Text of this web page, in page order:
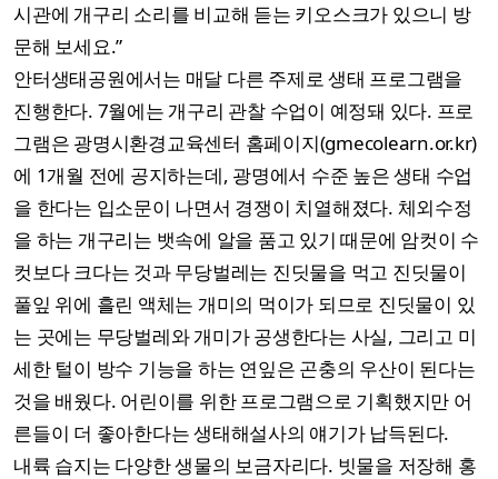
시관에 개구리 소리를 비교해 듣는 키오스크가 있으니 방
문해 보세요.”
안터생태공원에서는 매달 다른 주제로 생태 프로그램을
진행한다. 7월에는 개구리 관찰 수업이 예정돼 있다. 프로
그램은 광명시환경교육센터 홈페이지(gmecolearn.or.kr)
에 1개월 전에 공지하는데, 광명에서 수준 높은 생태 수업
을 한다는 입소문이 나면서 경쟁이 치열해졌다. 체외수정
을 하는 개구리는 뱃속에 알을 품고 있기 때문에 암컷이 수
컷보다 크다는 것과 무당벌레는 진딧물을 먹고 진딧물이
풀잎 위에 흘린 액체는 개미의 먹이가 되므로 진딧물이 있
는 곳에는 무당벌레와 개미가 공생한다는 사실, 그리고 미
세한 털이 방수 기능을 하는 연잎은 곤충의 우산이 된다는
것을 배웠다. 어린이를 위한 프로그램으로 기획했지만 어
른들이 더 좋아한다는 생태해설사의 얘기가 납득된다.
내륙 습지는 다양한 생물의 보금자리다. 빗물을 저장해 홍